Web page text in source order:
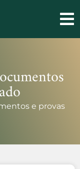
e provas